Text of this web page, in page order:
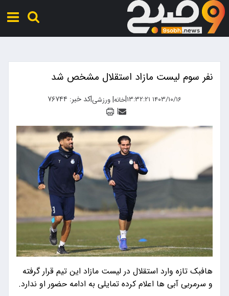
نفر سوم لیست مازاد استقلال مشخص شد
۱۴۰۳/۱۰/۱۶ ۱۳:۳۲:۲۱ |خانه|ورزشی|کد خبر: ۷۶۷۴۴
|
هافبک تازه وارد استقلال در لیست مازاد این تیم قرار گرفته
و سرمربی آبی ها اعلام کرده تمایلی به ادامه حضور او ندارد.